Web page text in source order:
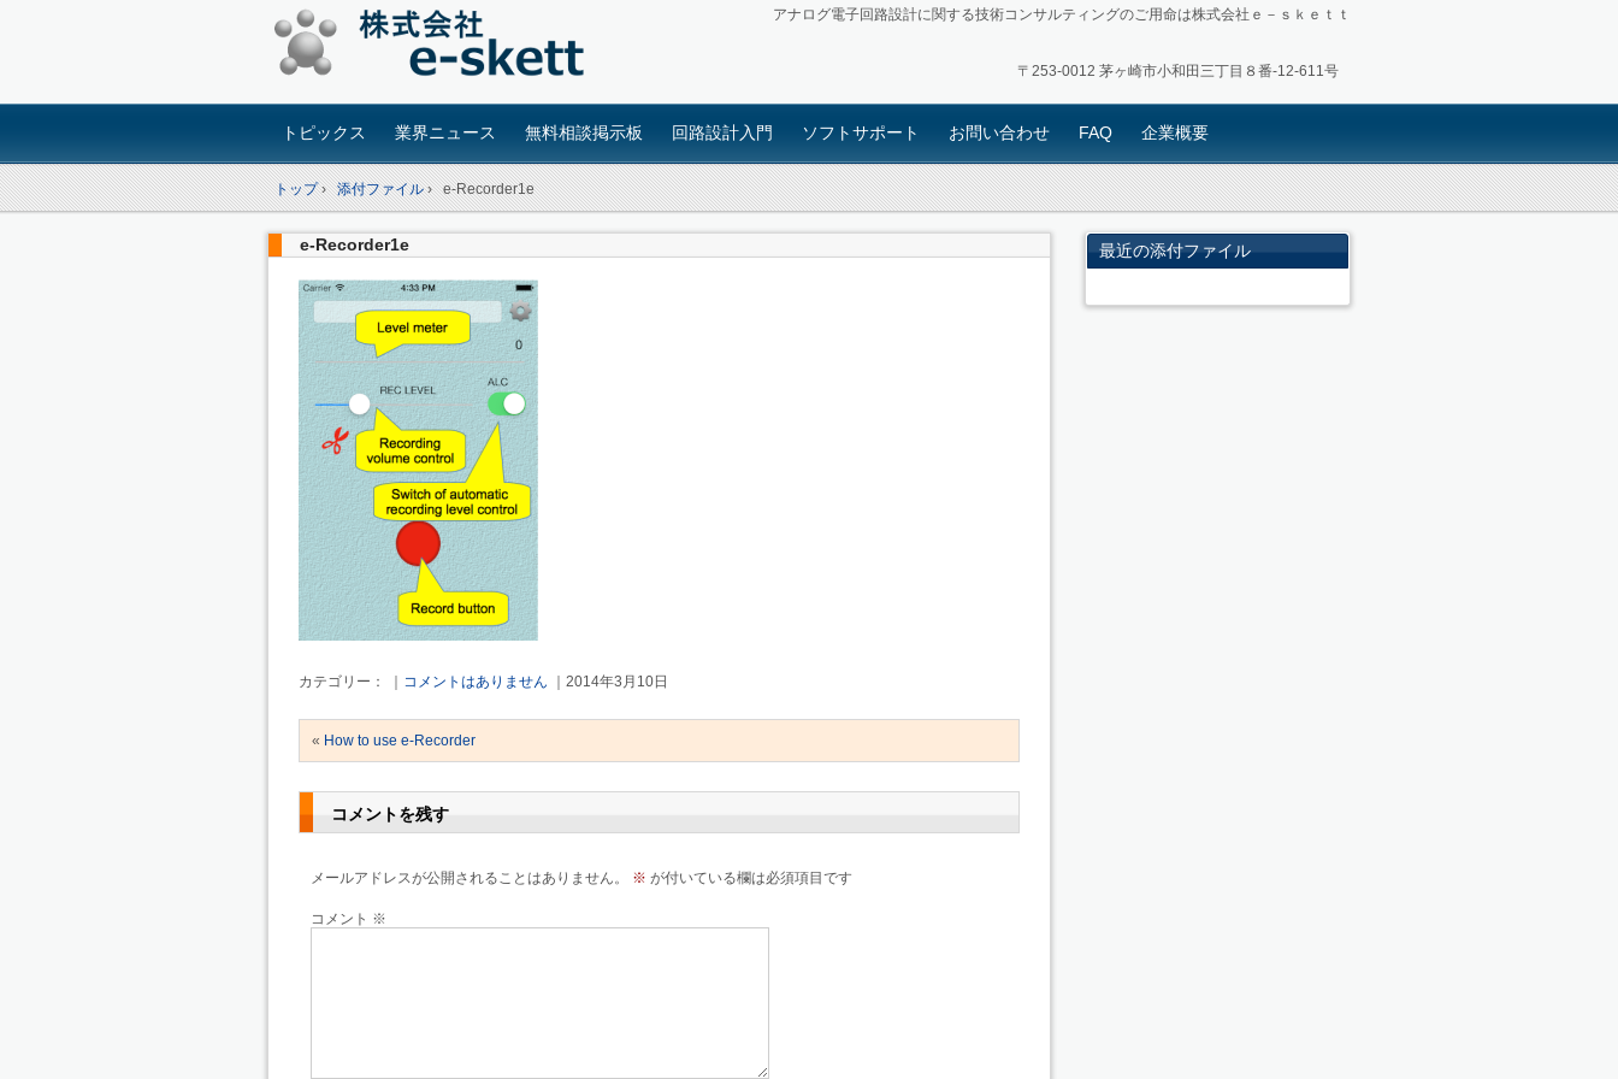
アナログ電子回路設計に関する技術コンサルティングのご用命は株式会社ｅ－ｓｋｅｔｔ
〒253-0012 茅ヶ崎市小和田三丁目８番-12-611号
トピックス 業界ニュース 無料相談掲示板 回路設計入門 ソフトサポート お問い合わせ FAQ 企業概要
トップ› 添付ファイル› e-Recorder1e
e-Recorder1e
カテゴリー： ｜ コメントはありません ｜2014年3月10日
« How to use e-Recorder
コメントを残す
メールアドレスが公開されることはありません。 ※ が付いている欄は必須項目です
コメント ※
最近の添付ファイル